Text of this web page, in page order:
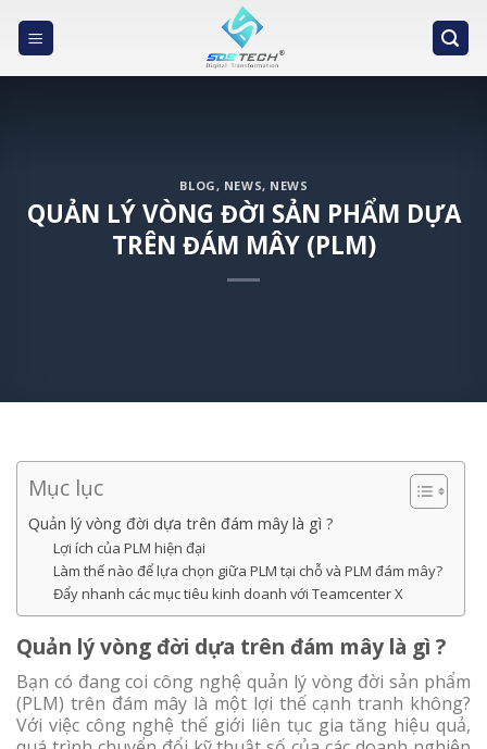
BLOG, NEWS, NEWS
QUẢN LÝ VÒNG ĐỜI SẢN PHẨM DỰA
TRÊN ĐÁM MÂY (PLM)
Mục lục
Quản lý vòng đời dựa trên đám mây là gì ?
Lợi ích của PLM hiện đại
Làm thế nào để lựa chọn giữa PLM tại chỗ và PLM đám mây?
Đẩy nhanh các mục tiêu kinh doanh với Teamcenter X
Quản lý vòng đời dựa trên đám mây là gì ?
Bạn có đang coi công nghệ quản lý vòng đời sản phẩm
(PLM) trên đám mây là một lợi thế cạnh tranh không?
Với việc công nghệ thế giới liên tục gia tăng hiệu quả,